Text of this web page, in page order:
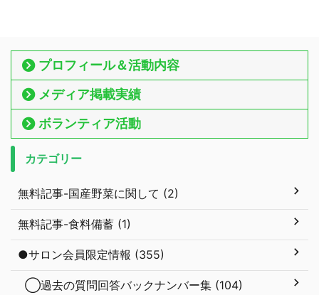
プロフィール＆活動内容
メディア掲載実績
ボランティア活動
カテゴリー
無料記事-国産野菜に関して (2)
無料記事-食料備蓄 (1)
●サロン会員限定情報 (355)
◯過去の質問回答バックナンバー集 (104)